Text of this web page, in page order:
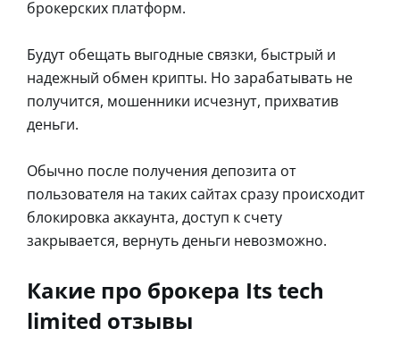
брокерских платформ.
Будут обещать выгодные связки, быстрый и
надежный обмен крипты. Но зарабатывать не
получится, мошенники исчезнут, прихватив
деньги.
Обычно после получения депозита от
пользователя на таких сайтах сразу происходит
блокировка аккаунта, доступ к счету
закрывается, вернуть деньги невозможно.
Какие про брокера Its tech
limited отзывы